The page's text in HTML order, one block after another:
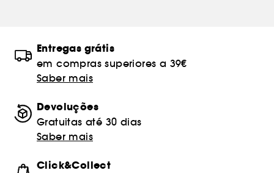
Entregas grátis
em compras superiores a 39€
Saber mais
Devoluções
Gratuitas até 30 dias
Saber mais
Click&Collect